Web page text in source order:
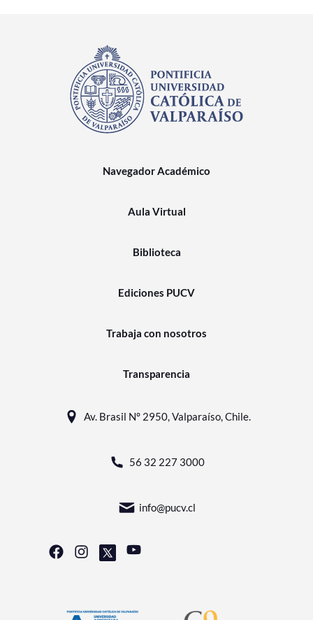
Navegador Académico
Aula Virtual
Biblioteca
Ediciones PUCV
Trabaja con nosotros
Transparencia
Av. Brasil N° 2950, Valparaíso, Chile.
56 32 227 3000
info@pucv.cl